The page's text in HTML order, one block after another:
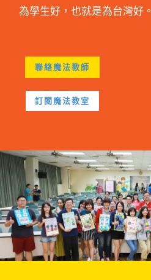
為學生好，也就是為台灣好。
聯絡魔法教師
訂閱魔法教室